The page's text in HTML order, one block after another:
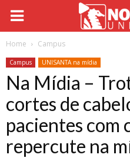
Home Campus
Campus UNISANTA na mídia
Na Mídia –
cortes de
pacientes com
repercute na